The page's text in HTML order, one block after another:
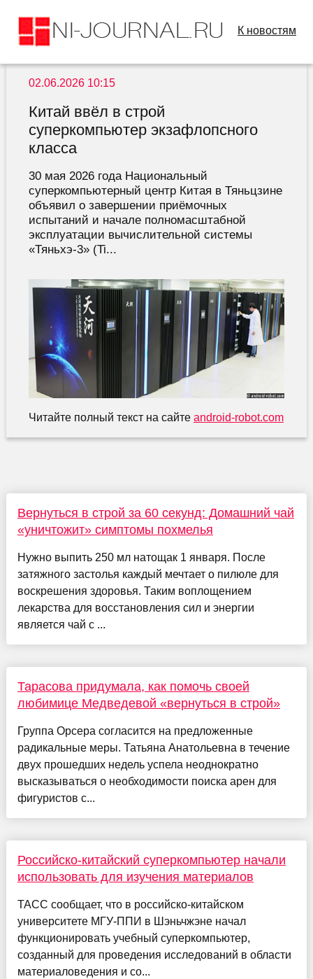
К новостям
02.06.2026 10:15
Китай ввёл в строй
суперкомпьютер экзафлопсного
класса
30 мая 2026 года Национальный
суперкомпьютерный центр Китая в Тяньцзине
объявил о завершении приёмочных
испытаний и начале полномасштабной
эксплуатации вычислительной системы
«Тяньхэ-3» (Ti...
Читайте полный текст на сайте android-robot.com
Вернуться в строй за 60 секунд: Домашний чай
«уничтожит» симптомы похмелья
Нужно выпить 250 мл натощак 1 января. После
затяжного застолья каждый мечтает о пилюле для
воскрешения здоровья. Таким воплощением
лекарства для восстановления сил и энергии
является чай с ...
Тарасова придумала, как помочь своей
любимице Медведевой «вернуться в строй»
Группа Орсера согласится на предложенные
радикальные меры. Татьяна Анатольевна в течение
двух прошедших недель успела неоднократно
высказываться о необходимости поиска арен для
фигуристов с...
Российско-китайский суперкомпьютер начали
использовать для изучения материалов
ТАСС сообщает, что в российско-китайском
университете МГУ-ППИ в Шэньчжэне начал
функционировать учебный суперкомпьютер,
созданный для проведения исследований в области
материаловедения и со...